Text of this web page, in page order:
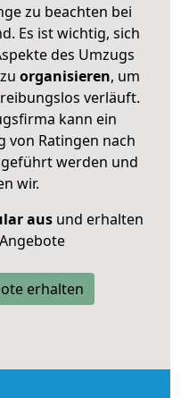
zu beachten bei
Es ist wichtig, sich
des Umzugs
organisieren, um
verläuft.
kann ein
von Ratingen nach
werden und
wir.
ausund erhalten
erhalten